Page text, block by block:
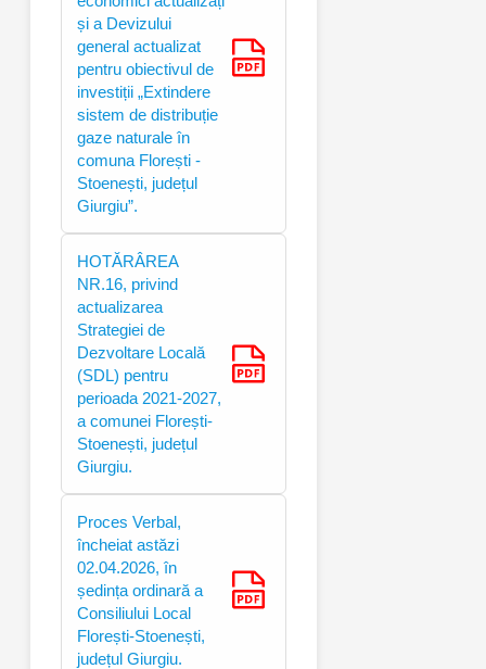
și a Devizului
general actualizat
pentru obiectivul de
investiții „Extindere
sistem de distribuție
gaze naturale în
comuna Florești -
Stoenești, județul
Giurgiu”.
HOTĂRÂREA
NR.16, privind
actualizarea
Strategiei de
Dezvoltare Locală
(SDL) pentru
perioada 2021-2027,
a comunei Florești-
Stoenești, județul
Giurgiu.
Proces Verbal,
încheiat astăzi
02.04.2026, în
ședința ordinară a
Consiliului Local
Florești-Stoenești,
județul Giurgiu.